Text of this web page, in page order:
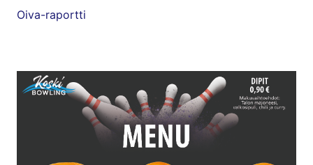
Oiva-raportti